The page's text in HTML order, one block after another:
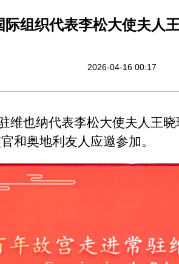
组织代表李松大使夫人
2026-04-16 00:17
维也纳代表李松大使夫人王
和奥地利友人应邀参加。